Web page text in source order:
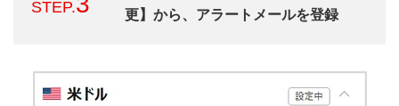
STEP.
更】から、アラートメールを登録